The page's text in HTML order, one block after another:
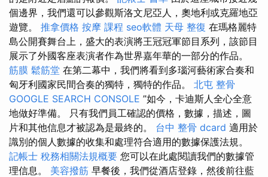
個邊界，我們還可以參觀斯洛文尼亞人，奧地利或克羅地亞
遊覽。 推拿價格 按摩 課程 seo軟體 天母 整復 在瑪格麗特
島公開賽舞台上，盛大的表演將王冠冠軍節目系列，該節目
展示了外國客座表演者作為世界嘉年華的一部分的作品。
筋膜 鬆筋堂 在第二幕中，我們將看到多瑙河藝術家合奏和
匈牙利國家民間合奏的獨特，獨特的作品。 北屯 整骨
GOOGLE SEARCH CONSOLE ”如今，卡迪斯人全心全意
地做好準備。 只有我們員工確認的價格，數據，描述，圖
片和其他信息才被認為是最終的。 台中 整骨 dcard 適用於
識別的個人數據的收集和處理符合適用的數據保護法規。
記帳士 稅務相關法規概要 您可以在此處閱讀我們的數據管
理信息。 美容撥筋 早餐後，我們從酒店登錄，然後前往藍